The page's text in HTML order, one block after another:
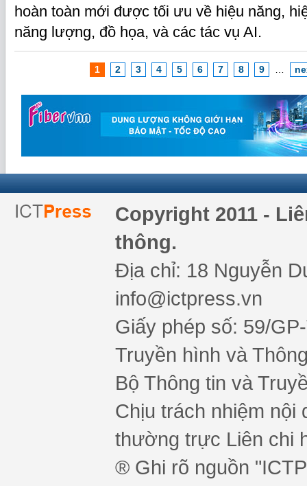
hoàn toàn mới được tối ưu về hiệu năng,
năng lượng, đồ họa, và các tác vụ AI.
1 2 3 4 5 6 7 8 9
Copyright 2011 -
thông.
Địa chỉ: 18 Nguyễn
info@ictpress.vn
Giấy phép số: 59/
Truyền hình và
Bộ Thông tin và
Chịu trách nhiệm nội
thường trực Liên chi
® Ghi rõ nguồn